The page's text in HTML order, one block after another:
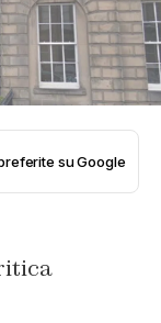
su Google